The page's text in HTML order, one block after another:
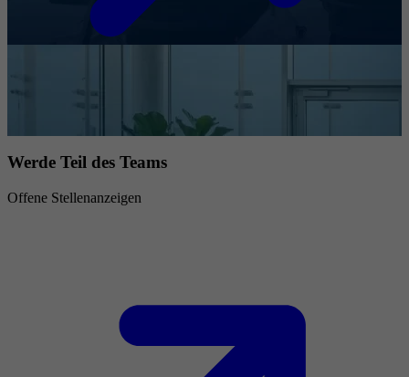
Werde Teil des Teams
Offene Stellenanzeigen